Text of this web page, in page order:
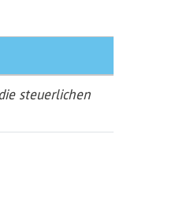
steuerlichen